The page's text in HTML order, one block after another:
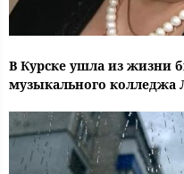
В Курске ушла из жизни
музыкального